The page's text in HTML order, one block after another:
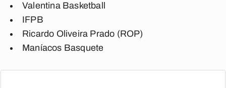
Valentina Basketball
IFPB
Ricardo Oliveira Prado (ROP)
Maníacos Basquete